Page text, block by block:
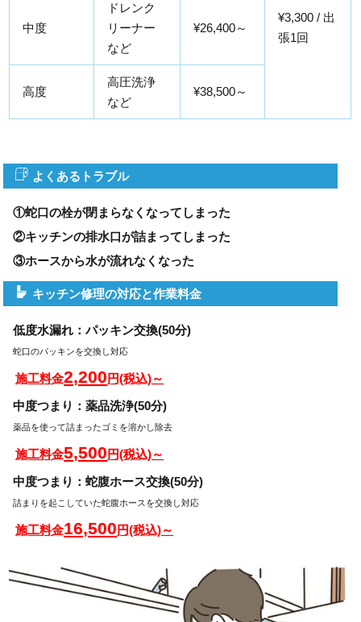
¥3,300 / 出
張1回
中度
ドレンク
リーナー
など
¥26,400～
高度
高圧洗浄
など
¥38,500～
よくあるトラブル
①蛇口の栓が閉まらなくなってしまった
②キッチンの排水口が詰まってしまった
③ホースから水が流れなくなった
キッチン修理の対応と作業料金
低度水漏れ：パッキン交換(50分)
蛇口のパッキンを交換し対応
施工料金2,200円(税込)～
中度つまり：薬品洗浄(50分)
薬品を使って詰まったゴミを溶かし除去
施工料金5,500円(税込)～
中度つまり：蛇腹ホース交換(50分)
詰まりを起こしていた蛇腹ホースを交換し対応
施工料金16,500円(税込)～